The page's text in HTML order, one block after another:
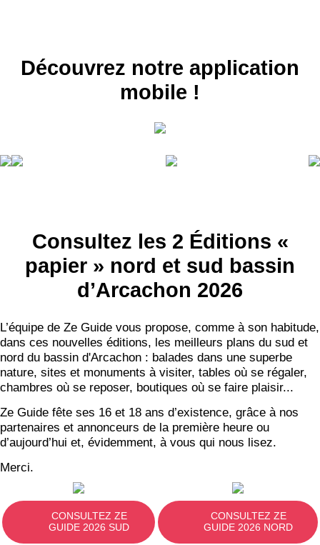
Découvrez notre application
mobile !
Consultez les 2 Éditions «
papier » nord et sud bassin
d’Arcachon 2026
L’équipe de Ze Guide vous propose, comme à son habitude,
dans ces nouvelles éditions, les meilleurs plans du sud et
nord du bassin d'Arcachon : balades dans une superbe
nature, sites et monuments à visiter, tables où se régaler,
chambres où se reposer, boutiques où se faire plaisir...
Ze Guide fête ses 16 et 18 ans d’existence, grâce à nos
partenaires et annonceurs de la première heure ou
d’aujourd’hui et, évidemment, à vous qui nous lisez.
Merci.
CONSULTEZ ZE
GUIDE 2026 SUD
CONSULTEZ ZE
GUIDE 2026 NORD